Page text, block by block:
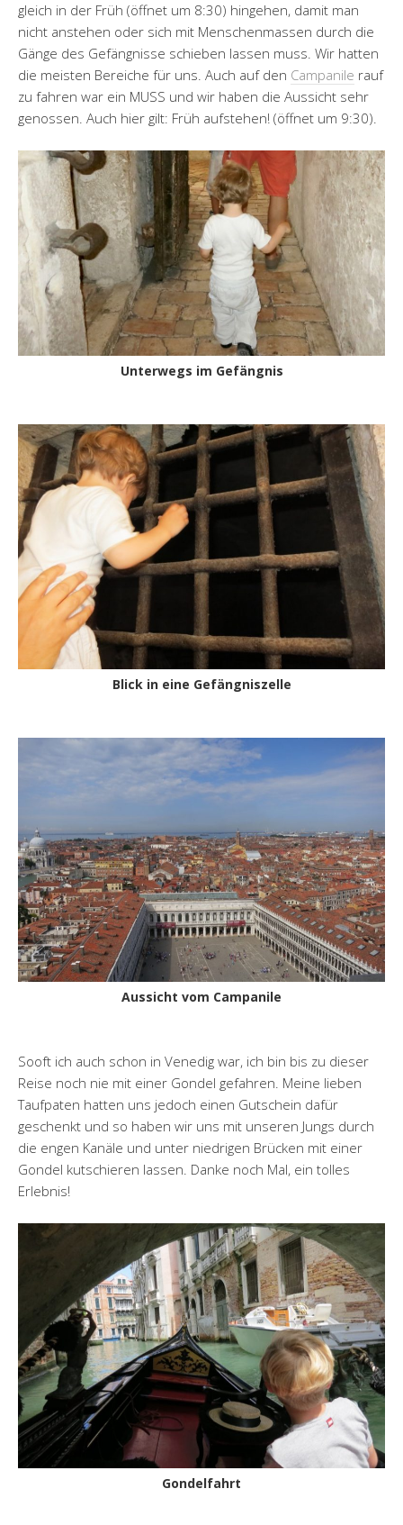
gleich in der Früh (öffnet um 8:30) hingehen, damit man
nicht anstehen oder sich mit Menschenmassen durch die
Gänge des Gefängnisse schieben lassen muss. Wir hatten
die meisten Bereiche für uns. Auch auf den Campanile rauf
zu fahren war ein MUSS und wir haben die Aussicht sehr
genossen. Auch hier gilt: Früh aufstehen! (öffnet um 9:30).
Unterwegs im Gefängnis
Blick in eine Gefängniszelle
Aussicht vom Campanile
Sooft ich auch schon in Venedig war, ich bin bis zu dieser
Reise noch nie mit einer Gondel gefahren. Meine lieben
Taufpaten hatten uns jedoch einen Gutschein dafür
geschenkt und so haben wir uns mit unseren Jungs durch
die engen Kanäle und unter niedrigen Brücken mit einer
Gondel kutschieren lassen. Danke noch Mal, ein tolles
Erlebnis!
Gondelfahrt